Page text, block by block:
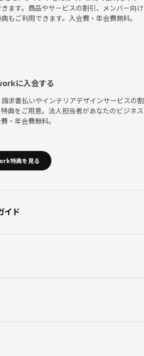
ます。商品やサービスの割引、メンバー向け
もご利用できます。入会費・年会費無料。
に入会する
求書払いやインテリアデザインサービスの割
典をご用意。法人担当者があなたのビジネス
・年会費無料。
特典を見る
イド